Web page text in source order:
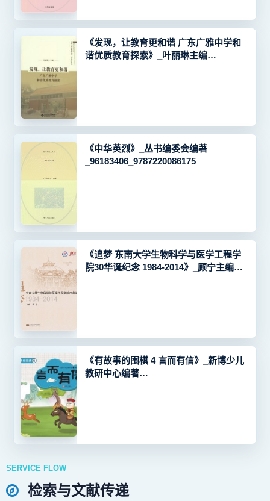
《发现，让教育更和谐 广东广雅中学和
谐优质教育探索》_叶丽琳主编
《中华英烈》_丛书编委会编著
_96183406_9787220086175
《追梦 东南大学生物科学与医学工程学
院30华诞纪念 1984-2014》_顾宁主编
《有故事的围棋 4 言而有信》_新博少儿
教研中心编著
SERVICE FLOW
检索与文献传递